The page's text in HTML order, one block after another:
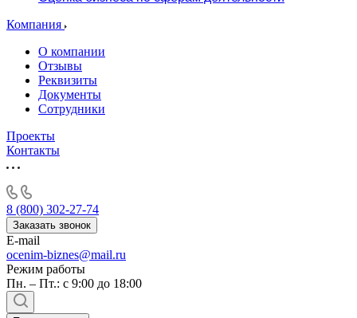
Компания
О компании
Отзывы
Реквизиты
Документы
Сотрудники
Проекты
Контакты
8 (800) 302-27-74
Заказать звонок
E-mail
ocenim-biznes@mail.ru
Режим работы
Пн. – Пт.: с 9:00 до 18:00